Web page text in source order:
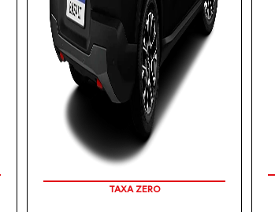
APROVEITE!